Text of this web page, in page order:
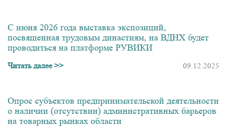
С июня 2026 года выставка экспозиций,
посвященная трудовым династиям, на ВДНХ будет
проводиться на платформе РУВИКИ
Читать далее >> 09.12.2025
Опрос субъектов предпринимательской деятельности
о наличии (отсутствии) административных барьеров
на товарных рынках области